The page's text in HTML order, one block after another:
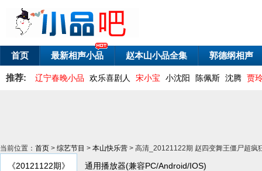
首页 最新相声小品 赵本山小品全集 郭德纲相声
推荐: 辽宁春晚小品 欢乐喜剧人 宋小宝 小沈阳 陈佩斯 沈腾 贾
当前位置： 首页 > 综艺节目 > 本山快乐营 > 高清_20121122期 赵四变舞王僵尸超疯
《20121122期》 通用播放器(兼容PC/Android/IOS)